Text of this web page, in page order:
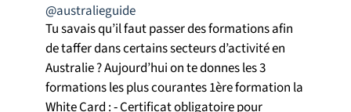
@australieguide
Tu savais qu’il faut passer des formations afin
de taffer dans certains secteurs d’activité en
Australie ? Aujourd’hui on te donnes les 3
formations les plus courantes 1ère formation la
White Card : ⁃ Certificat obligatoire pour